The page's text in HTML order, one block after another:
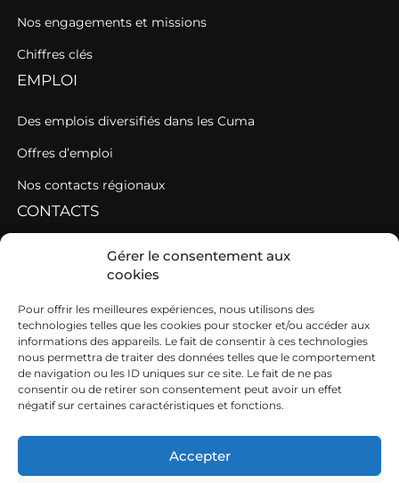
Gérer le consentement aux
cookies
Pour offrir les meilleures expériences, nous utilisons des
technologies telles que les cookies pour stocker et/ou accéder aux
informations des appareils. Le fait de consentir à ces technologies
nous permettra de traiter des données telles que le comportement
de navigation ou les ID uniques sur ce site. Le fait de ne pas
consentir ou de retirer son consentement peut avoir un effet
négatif sur certaines caractéristiques et fonctions.
Accepter
Nos engagements et missions
Chiffres clés
EMPLOI
Des emplois diversifiés dans les Cuma
Offres d’emploi
Nos contacts régionaux
CONTACTS
Contacter une fédération
Contacter les AGC de l’Ouest
SIEGE
19b boulevard Nominoë
35740 PACÉ
02 99 54 63 15